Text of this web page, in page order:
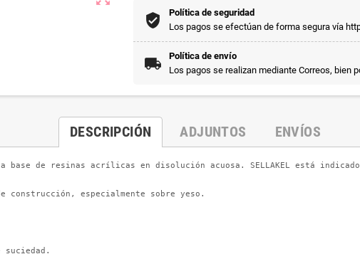
Política de seguridad
Los pagos se efectúan de forma segura vía
Política de envío
Los pagos se realizan mediante Correos, bien
DESCRIPCIÓN ADJUNTOS ENVÍOS
base de resinas acrílicas en disolución acuosa. SELLAKEL está
especialmente sobre yeso.